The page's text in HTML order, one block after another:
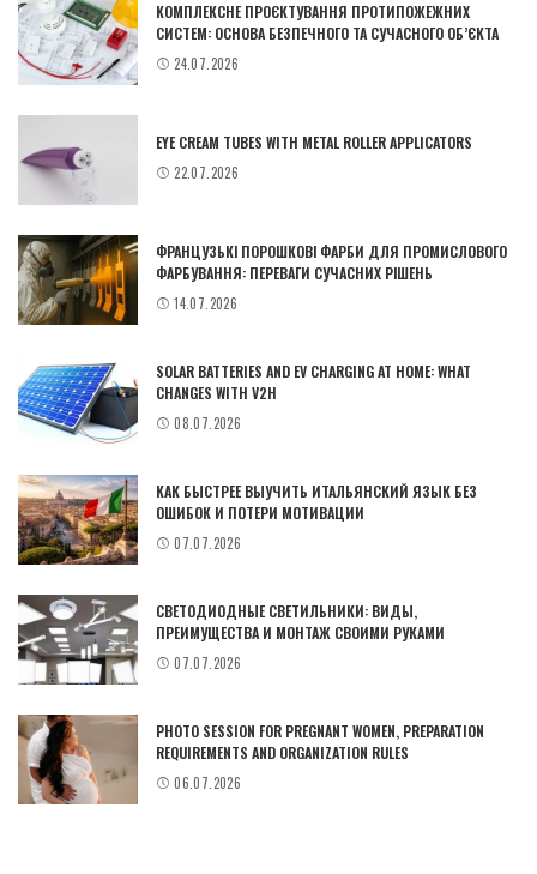
КОМПЛЕКСНЕ ПРОЄКТУВАННЯ ПРОТИПОЖЕЖНИХ
СИСТЕМ: ОСНОВА БЕЗПЕЧНОГО ТА СУЧАСНОГО ОБ’ЄКТА
24.07.2026
EYE CREAM TUBES WITH METAL ROLLER APPLICATORS
22.07.2026
ФРАНЦУЗЬКІ ПОРОШКОВІ ФАРБИ ДЛЯ ПРОМИСЛОВОГО
ФАРБУВАННЯ: ПЕРЕВАГИ СУЧАСНИХ РІШЕНЬ
14.07.2026
SOLAR BATTERIES AND EV CHARGING AT HOME: WHAT
CHANGES WITH V2H
08.07.2026
КАК БЫСТРЕЕ ВЫУЧИТЬ ИТАЛЬЯНСКИЙ ЯЗЫК БЕЗ
ОШИБОК И ПОТЕРИ МОТИВАЦИИ
07.07.2026
СВЕТОДИОДНЫЕ СВЕТИЛЬНИКИ: ВИДЫ,
ПРЕИМУЩЕСТВА И МОНТАЖ СВОИМИ РУКАМИ
07.07.2026
PHOTO SESSION FOR PREGNANT WOMEN, PREPARATION
REQUIREMENTS AND ORGANIZATION RULES
06.07.2026